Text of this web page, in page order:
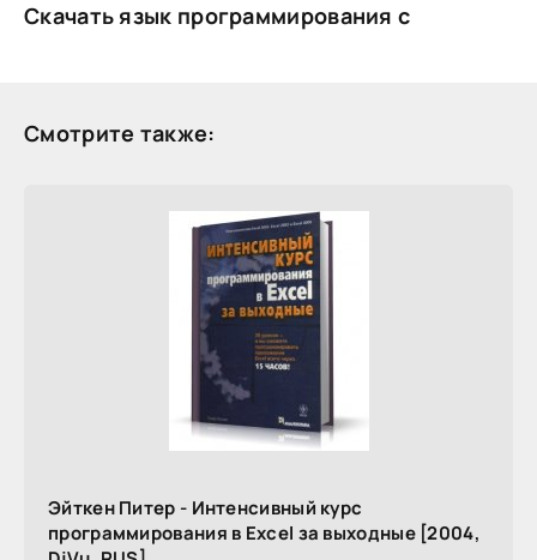
Скачать язык программирования c
Смотрите также:
Эйткен Питер - Интенсивный курс
программирования в Excel за выходные [2004,